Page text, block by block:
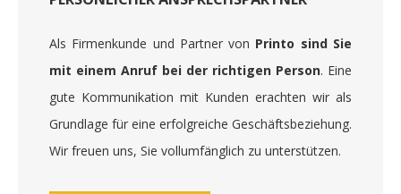
Als Firmenkunde und Partner von Printo sind Sie
mit einem Anruf bei der richtigen Person. Eine
gute Kommunikation mit Kunden erachten wir als
Grundlage für eine erfolgreiche Geschäftsbeziehung.
Wir freuen uns, Sie vollumfänglich zu unterstützen.